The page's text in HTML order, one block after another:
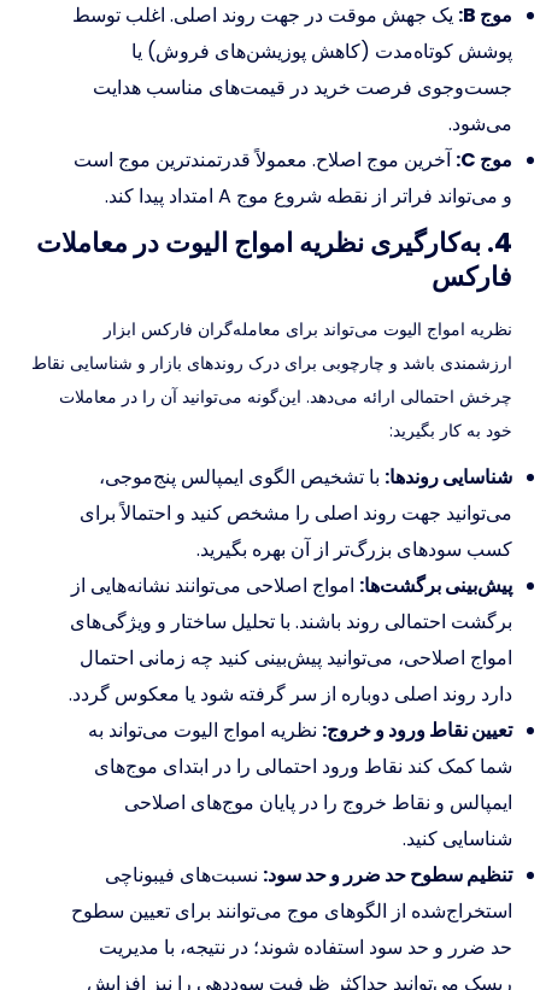
موج B:
یک جهش موقت در جهت روند اصلی. اغلب توسط
پوشش کوتاه‌مدت (کاهش پوزیشن‌های فروش) یا
جست‌وجوی فرصت خرید در قیمت‌های مناسب هدایت
می‌شود.
موج C:
آخرین موج اصلاح. معمولاً قدرتمندترین موج است
و می‌تواند فراتر از نقطه شروع موج A امتداد پیدا کند.
4. به‌کارگیری نظریه امواج الیوت در معاملات
فارکس
نظریه امواج الیوت می‌تواند برای معامله‌گران فارکس ابزار
ارزشمندی باشد و چارچوبی برای درک روندهای بازار و شناسایی نقاط
چرخش احتمالی ارائه می‌دهد. این‌گونه می‌توانید آن را در معاملات
خود به کار بگیرید:
شناسایی روندها: با تشخیص الگوی ایمپالس پنج‌موجی،
می‌توانید جهت روند اصلی را مشخص کنید و احتمالاً برای
کسب سودهای بزرگ‌تر از آن بهره بگیرید.
پیش‌بینی برگشت‌ها: امواج اصلاحی می‌توانند نشانه‌هایی از
برگشت احتمالی روند باشند. با تحلیل ساختار و ویژگی‌های
امواج اصلاحی، می‌توانید پیش‌بینی کنید چه زمانی احتمال
دارد روند اصلی دوباره از سر گرفته شود یا معکوس گردد.
تعیین نقاط ورود و خروج: نظریه امواج الیوت می‌تواند به
شما کمک کند نقاط ورود احتمالی را در ابتدای موج‌های
ایمپالس و نقاط خروج را در پایان موج‌های اصلاحی
شناسایی کنید.
تنظیم سطوح حد ضرر و حد سود: نسبت‌های فیبوناچی
استخراج‌شده از الگوهای موج می‌توانند برای تعیین سطوح
حد ضرر و حد سود استفاده شوند؛ در نتیجه، با مدیریت
ریسک می‌توانید حداکثر ظرفیت سوددهی را نیز افزایش